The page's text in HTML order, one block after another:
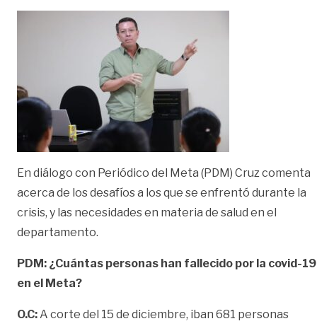
En diálogo con Periódico del Meta (PDM) Cruz comenta
acerca de los desafíos a los que se enfrentó durante la
crisis, y las necesidades en materia de salud en el
departamento.
PDM: ¿Cuántas personas han fallecido por la covid-19
en el Meta?
O.C: A corte del 15 de diciembre, iban 681 personas